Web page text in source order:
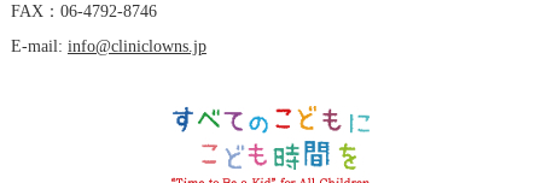
FAX：06-4792-8746
E-mail: info@cliniclowns.jp